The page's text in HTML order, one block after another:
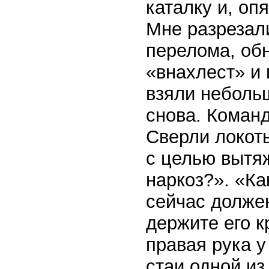
каталку и,
Мне
перелома,
«внахлест» и
взяли
снова.
Сверли
с целью
наркоз?».
сейчас
держите его
правая рука